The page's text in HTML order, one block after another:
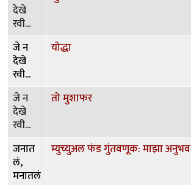
देखे
रवी...
जे न
देखे
रवी...
योद्धा
जे न
देखे
रवी...
तो मुशाफर
जनात
लं,
मनातलं
म्युच्युअल फंड गुंतवणूक: माझा अनुभव